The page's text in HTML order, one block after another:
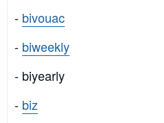
- bivouac
- biweekly
- biyearly
- biz